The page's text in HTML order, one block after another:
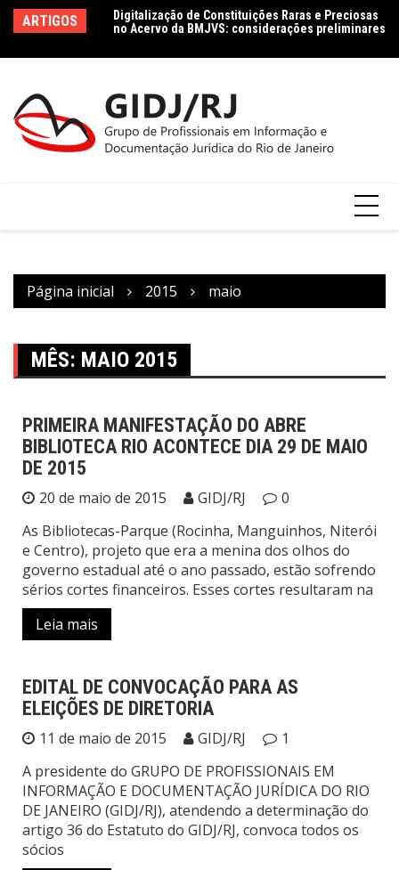
paraARTIGOS
Digitalização de Constituições Raras e Preciosas
no Acervo da BMJVS: considerações preliminares
Informação: conceito e tipologia com vistas à
Página inicial 2015 maio
MÊS: MAIO 2015
Notícias
PRIMEIRA MANIFESTAÇÃO DO ABRE
BIBLIOTECA RIO ACONTECE DIA 29 DE MAIO
DE 2015
20 de maio de 2015 GIDJ/RJ
0
As Bibliotecas-Parque (Rocinha, Manguinhos, Niterói
e Centro), projeto que era a menina dos olhos do
governo estadual até o ano passado, estão sofrendo
sérios cortes financeiros. Esses cortes resultaram na
Leia mais
Sem categoria
EDITAL DE CONVOCAÇÃO PARA AS
ELEIÇÕES DE DIRETORIA
11 de maio de 2015 GIDJ/RJ
1
A presidente do GRUPO DE PROFISSIONAIS EM
INFORMAÇÃO E DOCUMENTAÇÃO JURÍDICA DO RIO
DE JANEIRO (GIDJ/RJ), atendendo a determinação do
artigo 36 do Estatuto do GIDJ/RJ, convoca todos os
sócios